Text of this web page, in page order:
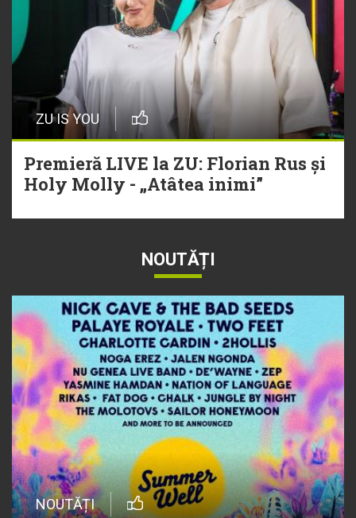
ZU IS YOU
Premieră LIVE la ZU: Florian Rus și
Holy Molly - „Atâtea inimi”
NOUTĂȚI
NOUTĂȚI